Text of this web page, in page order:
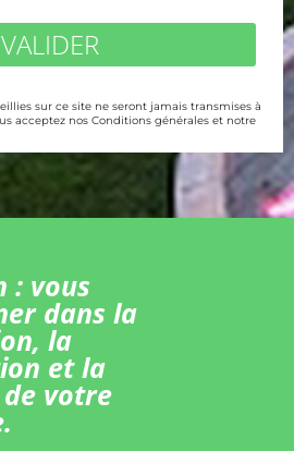
VALIDER
sur ce site ne seront jamais transmises à
acceptez nos Conditions générales et notre
: vous
dans la
la
et la
votre